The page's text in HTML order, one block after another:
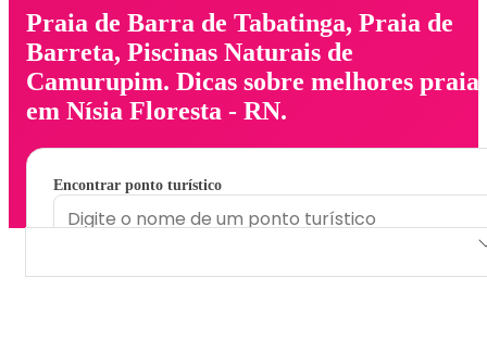
Praia de Barra de Tabatinga, Praia de
Barreta, Piscinas Naturais de
Camurupim. Dicas sobre melhores
em Nísia Floresta - RN.
Encontrar ponto turístico